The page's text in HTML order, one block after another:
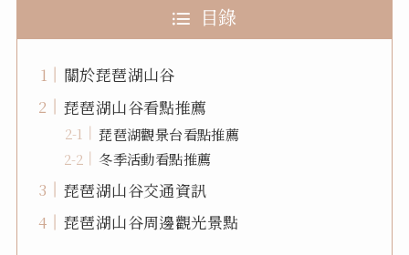
目錄
關於琵琶湖山谷
琵琶湖山谷看點推薦
琵琶湖觀景台看點推薦
冬季活動看點推薦
琵琶湖山谷交通資訊
琵琶湖山谷周邊觀光景點